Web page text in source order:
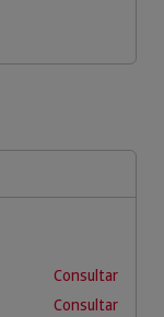
Consultar
Consultar